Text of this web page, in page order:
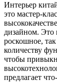
Интерьер
это мастер-
дизайном. Это
роскошное,
количеству
чтобы
предлагает